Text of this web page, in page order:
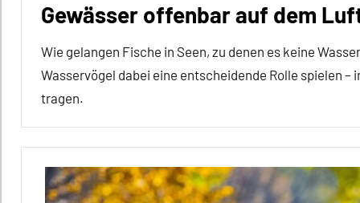
Gewässer offenbar auf dem
Wie gelangen Fische in Seen, zu denen es keine
Wasservögel dabei eine entscheidende Rolle spielen –
tragen.
Alle
Artikel